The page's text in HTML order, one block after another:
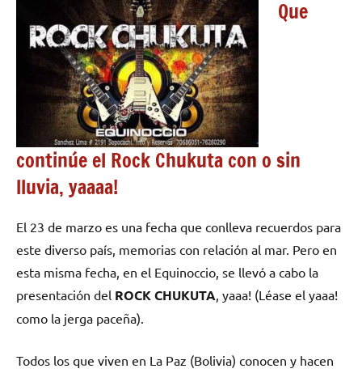
Que
continúe el Rock Chukuta con o sin
lluvia, yaaaa!
El 23 de marzo es una fecha que conlleva recuerdos para
este diverso país, memorias con relación al mar. Pero en
esta misma fecha, en el Equinoccio, se llevó a cabo la
presentación del ROCK CHUKUTA , yaaa! (Léase el yaaa!
como la jerga paceña).
Todos los que viven en La Paz (Bolivia) conocen y hacen